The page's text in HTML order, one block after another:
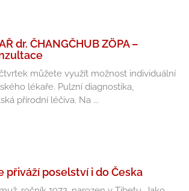
dr. ČHANGČHUB ZÖPA –
můžete využít možnost individuální
lékaře. Pulzní diagnostika,
přírodní léčiva. Na ...
přiváží poselství i do Česka